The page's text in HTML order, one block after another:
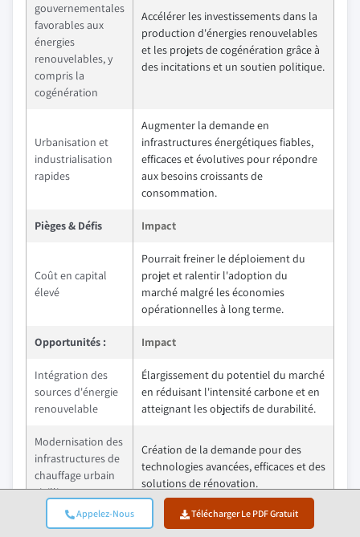
Appelez-Nous Télécharger Le PDF Gratuit
gouvernementales
favorables aux
énergies
renouvelables, y
compris la
cogénération
Accélérer les investissements dans la
production d'énergies renouvelables
et les projets de cogénération grâce à
des incitations et un soutien politique.
Urbanisation et
industrialisation
rapides
Augmenter la demande en
infrastructures énergétiques fiables,
efficaces et évolutives pour répondre
aux besoins croissants de
consommation.
Pièges & Défis Impact
Coût en capital
élevé
Pourrait freiner le déploiement du
projet et ralentir l'adoption du
marché malgré les économies
opérationnelles à long terme.
Opportunités : Impact
Intégration des
sources d'énergie
renouvelable
Élargissement du potentiel du marché
en réduisant l'intensité carbone et en
atteignant les objectifs de durabilité.
Modernisation des
infrastructures de
chauffage urbain
vieillissantes
Création de la demande pour des
technologies avancées, efficaces et des
solutions de rénovation.
Adoption de